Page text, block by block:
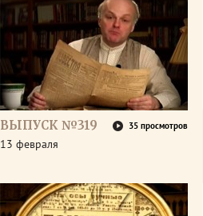
ВЫПУСК №319 35 просмотров
13 февраля